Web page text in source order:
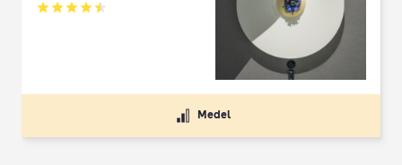
Betyg: 4.5 av 5
Medel